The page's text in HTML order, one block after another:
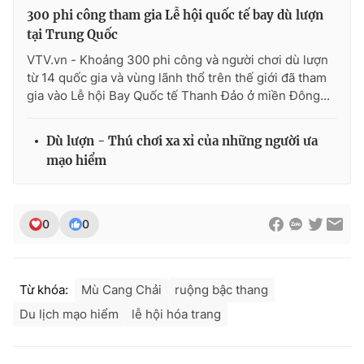
THỜI BÁO VTV
Theo dõi báo trên
Cơ quan báo chí:
Tổng Biên tập:Vũ Thanh Thủy
Phó Tổng Biên tập:Nguyễn Thị Mỹ Hạnh, Phạm Quốc Thắng,
300 phi công tham gia Lễ hội quốc tế bay dù lượn
tại Trung Quốc
VTV.vn - Khoảng 300 phi công và người chơi dù lượn
từ 14 quốc gia và vùng lãnh thổ trên thế giới đã tham
gia vào Lễ hội Bay Quốc tế Thanh Đảo ở miền Đông...
Dù lượn - Thú chơi xa xỉ của những người ưa
mạo hiểm
0 0
Từ khóa: Mù Cang Chải
ruộng bậc thang
Du lịch mạo hiểm
lễ hội hóa trang